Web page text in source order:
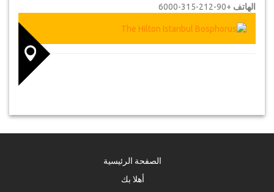
الهاتف +90-212-315-6000
الصفحة الرئيسية
أهلا بك